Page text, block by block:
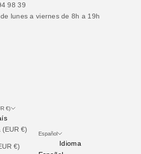
98 39
lunes a viernes de 8h a 19h
€)
(EUR €)
€)
Español
Idioma